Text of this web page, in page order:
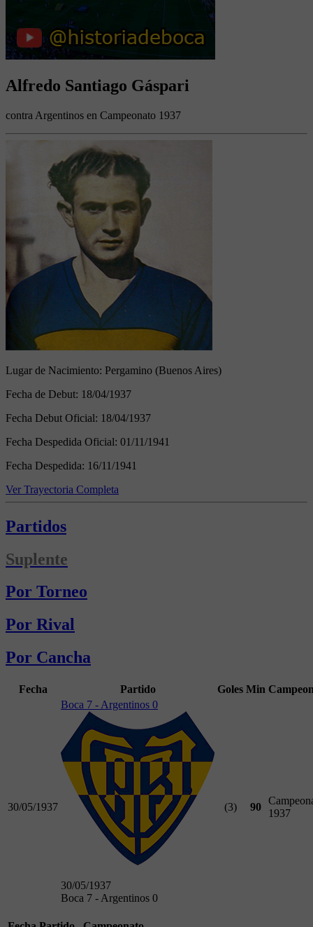
Alfredo Santiago Gáspari
contra Argentinos en Campeonato 1937
Lugar de Nacimiento: Pergamino (Buenos Aires)
Fecha de Debut: 18/04/1937
Fecha Debut Oficial: 18/04/1937
Fecha Despedida Oficial: 01/11/1941
Fecha Despedida: 16/11/1941
Ver Trayectoria Completa
Partidos
Suplente
Por Torneo
Por Rival
Por Cancha
Fecha Partido Goles Min
30/05/1937
Boca 7 - Argentinos 0
30/05/1937
Boca 7 - Argentinos 0
(3) 90
1937